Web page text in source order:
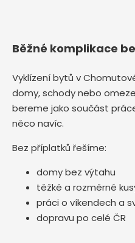
Běžné komplikace
Vyklízení bytů v
domy, schody nebo
bereme jako součást
něco navíc.
Bez příplatků řešíme:
domy bez výtahu
těžké a rozměrné
práci o víkendech a
dopravu po celé ČR